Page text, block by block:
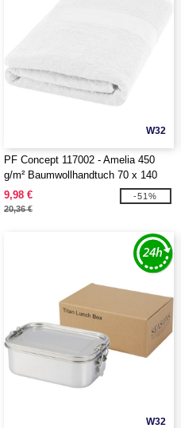
W32
PF Concept 117002 - Amelia 450
g/m² Baumwollhandtuch 70 x 140
cm
9,98 €
20,36 €
-51%
W32